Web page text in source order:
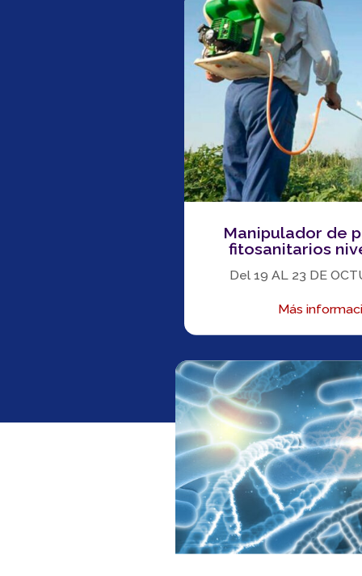
Manipulador de
fitosanitarios
Del 19 AL 23 DE
Más